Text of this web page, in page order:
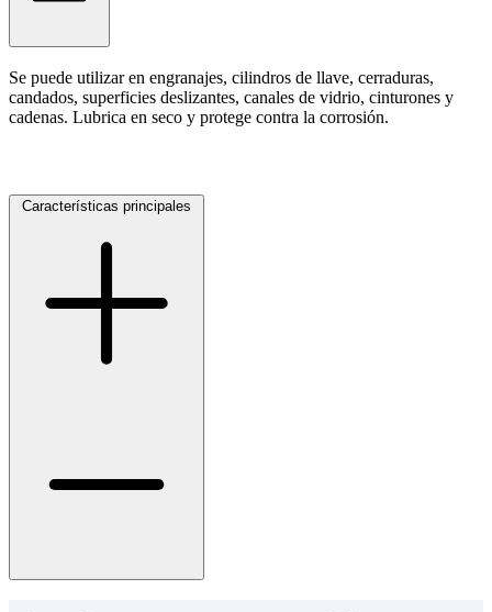
Se puede utilizar en engranajes, cilindros de llave, cerraduras,
candados, superficies deslizantes, canales de vidrio, cinturones y
cadenas. Lubrica en seco y protege contra la corrosión.
Características principales